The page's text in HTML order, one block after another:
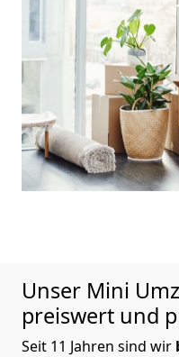
Unser Mini
preiswert und
Seit 11 Jahren sind wir